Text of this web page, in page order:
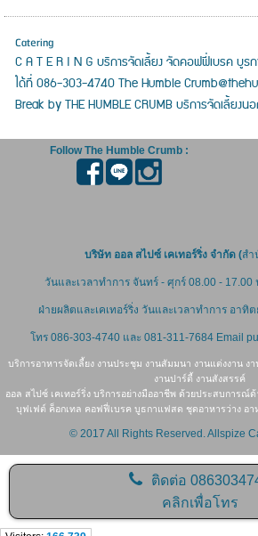
Catering
C A T E R I N G บริการจัดเลี้ยง จัดคอฟฟี่เบรค บูธ
ได้ที่ 086-303-4740 The Humble
Break by THE HUMBLE CRUMB บริการจัดเลี้ยงน
Follow The Humble Crumb :
บริษัท ออล สไปซ์ เคเทอร์ริ่ง จำกัด (สำ
วันและเวลาทำการ จันทร์ - ศุกร์ 08.00 - 17.00
ฝ่ายผลิตและเคเทอร์ริ่ง วันและเวลาทำการ อาทิ
โทร 086-303-4740 และ 081-311-7684 Email
บริการอาหารจัดเลี้ยง งานประชุม งานสัมมนา งานแต่งงาน ง
งานปาร์ตี้ งานสังสรรค์
ออล สไปซ์ เคเทอร์ริ่ง บริการอย่างมืออาชีพ ด้วยประสบการณ์
บุฟเฟต์ ค็อกเทล คอฟฟี่เบรค บูธกาแฟสด ชุดอาหารว่าง อา
© 2017 All Rights Reserved. Allspize
ติดต่อ
คลิกเพื่อโทร